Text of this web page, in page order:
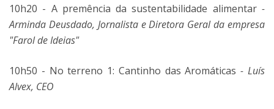
10h20 - A premência da sustentabilidade alimentar-
Arminda Deusdado, Jornalista e Diretora Geral da empresa
"Farol de Ideias"
10h50 - No terreno 1: Cantinho das Aromáticas - Luís
Alvex, CEO